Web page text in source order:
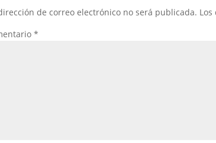
de correo electrónico no será publicada.
*